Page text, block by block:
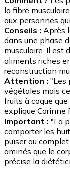
la fibre
aux personnes
Conseils : Après
dans une phase
musculaire. Il est
aliments riches
reconstruction
Attention : "Les
végétales mais
fruits à coque
explique Corinne
Important : "La
comporter les
puiser au
aminés que le
précise la